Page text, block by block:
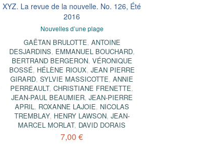
XYZ. La revue de la nouvelle. No. 126, Été
2016
Nouvelles d’une plage
GAËTAN BRULOTTE, ANTOINE
DESJARDINS, EMMANUEL BOUCHARD,
BERTRAND BERGERON, VÉRONIQUE
BOSSÉ, HÉLÈNE RIOUX, JEAN PIERRE
GIRARD,SYLVIE MASSICOTTE,ANNIE
PERREAULT,CHRISTIANE FRENETTE,
JEAN-PAUL BEAUMIER, JEAN-PIERRE
APRIL , ROXANNE LAJOIE, NICOLAS
TREMBLAY, HENRY LAWSON, JEAN-
MARCEL MORLAT, DAVID DORAIS
7,00 €